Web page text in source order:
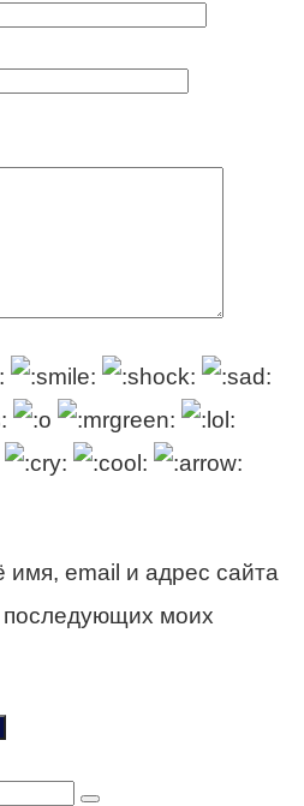
имя, email и адрес сайта
последующих моих